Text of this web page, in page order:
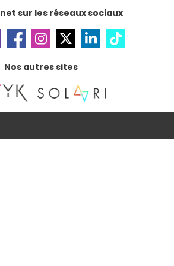
sur les réseaux sociaux
Nos autres sites